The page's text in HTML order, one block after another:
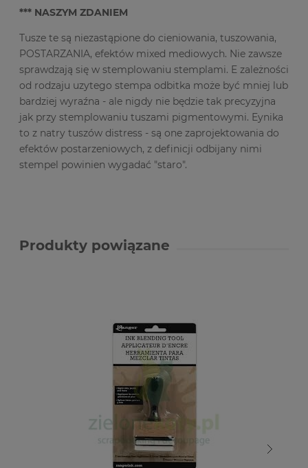
*** NASZYM ZDANIEM
Tusze te są niezastąpione do cieniowania, tuszowania,
POSTARZANIA, efektów mixed mediowych. Nie zawsze
sprawdzają się w stemplowaniu stemplami. E zależności
od rodzaju uzytego stempa odbitka może być mniej lub
bardziej wyraźna - ale nigdy nie będzie tak precyzyjna
jak przy stemplowaniu tuszami pigmentowymi. Eynika
to z natry tuszów distress - są one zaprojektowania do
efektów postarzeniowych, z definicji odbijany nimi
stempel powinien wygadać "staro".
Produkty powiązane